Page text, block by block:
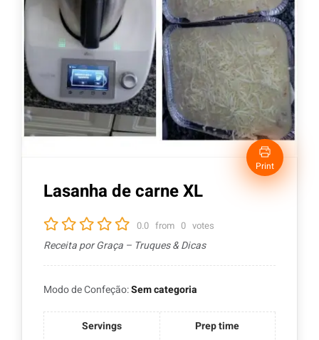
Print
Lasanha de carne XL
0.0 from 0 votes
Receita por Graça – Truques & Dicas
Modo de Confeção:Sem categoria
Servings
Prep time